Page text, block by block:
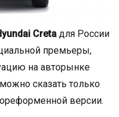
Creta для России
премьеры,
на авторынке
сказать только
версии.